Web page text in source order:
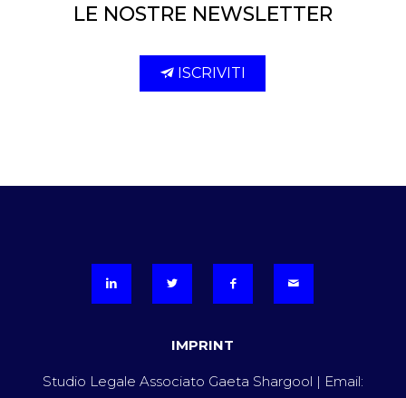
LE NOSTRE NEWSLETTER
ISCRIVITI
IMPRINT
Studio Legale Associato Gaeta Shargool | Email: